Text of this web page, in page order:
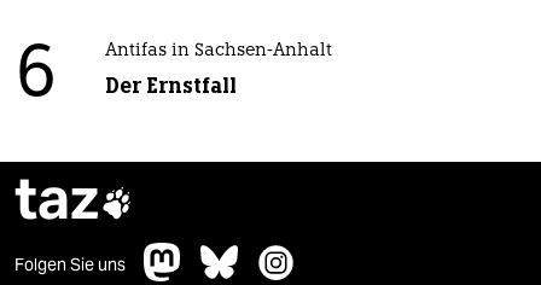
6 Antifas in Sachsen-Anhalt
Der Ernstfall
taz
Folgen Sie uns